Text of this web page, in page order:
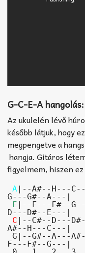
G-C-E-A hangolás:
Az ukulelén lévő
később látjuk, hogy
megpengetve a
hangja. Gitáros
figyelmem, hiszen
A |--A#--H---
G---G#--A---|
E |--F---F#--
D---D#--E---|
C |--C#--D---
A#--H---C---|
G|--G#--A---
F---F#--G---|